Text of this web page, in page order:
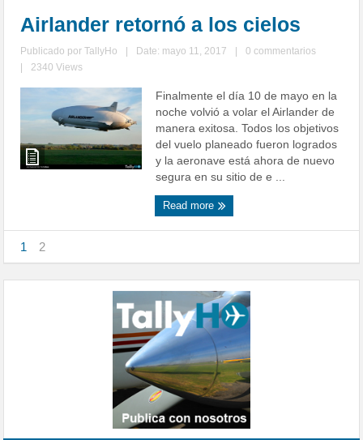
Airlander retornó a los cielos
Publicado porTallyHo Date: mayo 11, 2017
0 commentarios
2340 Views
Finalmente el día 10 de mayo en la
noche volvió a volar el Airlander de
manera exitosa. Todos los objetivos
del vuelo planeado fueron logrados
y la aeronave está ahora de nuevo
segura en su sitio de e ...
Read more
1 2